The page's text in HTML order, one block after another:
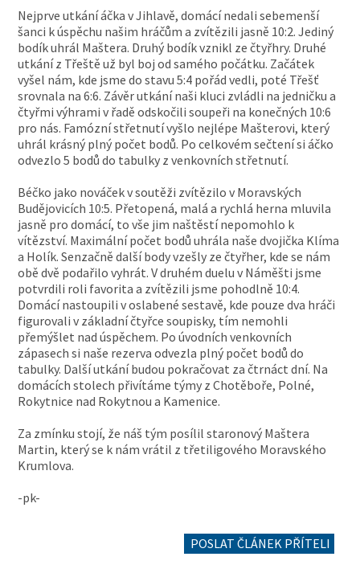
Nejprve utkání áčka v Jihlavě, domácí nedali sebemenší
šanci k úspěchu našim hráčům a zvítězili jasně 10:2. Jediný
bodík uhrál Maštera. Druhý bodík vznikl ze čtyřhry. Druhé
utkání z Třeště už byl boj od samého počátku. Začátek
vyšel nám, kde jsme do stavu 5:4 pořád vedli, poté Třešť
srovnala na 6:6. Závěr utkání naši kluci zvládli na jedničku a
čtyřmi výhrami v řadě odskočili soupeři na konečných 10:6
pro nás. Famózní střetnutí vyšlo nejlépe Mašterovi, který
uhrál krásný plný počet bodů. Po celkovém sečtení si áčko
odvezlo 5 bodů do tabulky z venkovních střetnutí.
Béčko jako nováček v soutěži zvítězilo v Moravských
Budějovicích 10:5. Přetopená, malá a rychlá herna mluvila
jasně pro domácí, to vše jim naštěstí nepomohlo k
vítězství. Maximální počet bodů uhrála naše dvojička Klíma
a Holík. Senzačně další body vzešly ze čtyřher, kde se nám
obě dvě podařilo vyhrát. V druhém duelu v Náměšti jsme
potvrdili roli favorita a zvítězili jsme pohodlně 10:4.
Domácí nastoupili v oslabené sestavě, kde pouze dva hráči
figurovali v základní čtyřce soupisky, tím nemohli
přemýšlet nad úspěchem. Po úvodních venkovních
zápasech si naše rezerva odvezla plný počet bodů do
tabulky. Další utkání budou pokračovat za čtrnáct dní. Na
domácích stolech přivítáme týmy z Chotěboře, Polné,
Rokytnice nad Rokytnou a Kamenice.
Za zmínku stojí, že náš tým posílil staronový Maštera
Martin, který se k nám vrátil z třetiligového Moravského
Krumlova.
-pk-
POSLAT ČLÁNEK PŘÍTELI